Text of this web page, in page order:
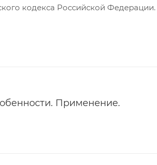
кодекса Российской Федерации.
Применение.